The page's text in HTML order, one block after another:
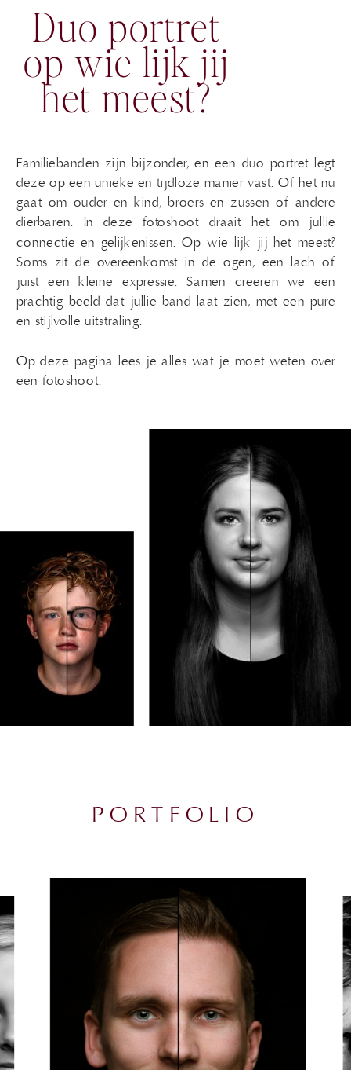
Familiebanden zijn bijzonder, en een duo portret legt
deze op een unieke en tijdloze manier vast. Of het nu
gaat om ouder en kind, broers en zussen of andere
dierbaren. In deze fotoshoot draait het om jullie
connectie en gelijkenissen. Op wie lijk jij het meest?
Soms zit de overeenkomst in de ogen, een lach of
juist een kleine expressie. Samen creëren we een
prachtig beeld dat jullie band laat zien, met een pure
en stijlvolle uitstraling.
Op deze pagina lees je alles wat je moet weten over
een fotoshoot.
Duo portret
op wie lijk jij
het meest?
PORTFOLIO